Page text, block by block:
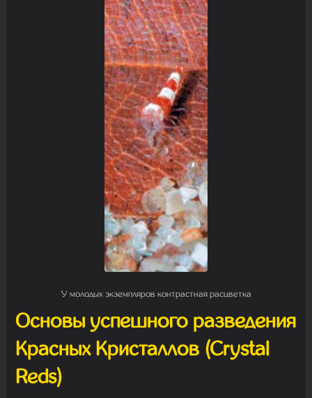
У молодых экземпляров контрастная расцветка
Основы успешного разведения
Красных Кристаллов (Crystal
Reds)